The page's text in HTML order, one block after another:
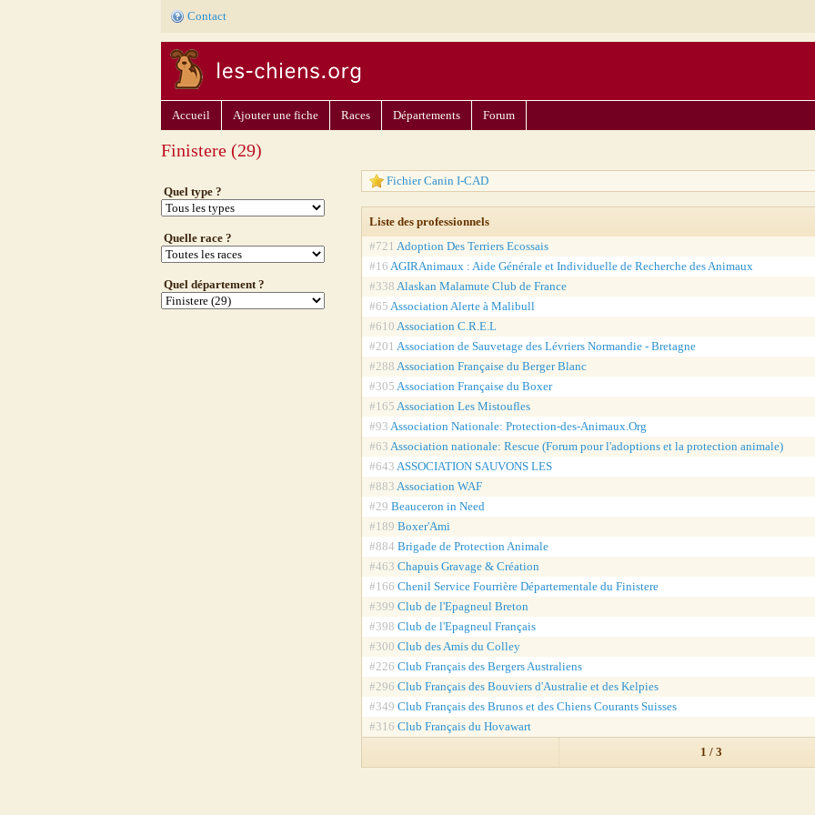
Contact
Accueil Ajouter une fiche Races Départements Forum
Finistere (29)
Quel type ?
Quelle race ?
Quel département ?
Fichier Canin I-CAD
Liste des professionnels
#721 Adoption Des Terriers Ecossais
#16 AGIRAnimaux : Aide Générale et Individuelle de Recherche des Animaux
#338 Alaskan Malamute Club de France
#65 Association Alerte à Malibull
#610 Association C.R.E.L
#201 Association de Sauvetage des Lévriers Normandie - Bretagne
#288 Association Française du Berger Blanc
#305 Association Française du Boxer
#165 Association Les Mistoufles
#93 Association Nationale: Protection-des-Animaux.Org
#63 Association nationale: Rescue (Forum pour l'adoptions et la protection animale)
#643 ASSOCIATION SAUVONS LES
#883 Association WAF
#29 Beauceron in Need
#189 Boxer'Ami
#884 Brigade de Protection Animale
#463 Chapuis Gravage & Création
#166 Chenil Service Fourrière Départementale du Finistere
#399 Club de l'Epagneul Breton
#398 Club de l'Epagneul Français
#300 Club des Amis du Colley
#226 Club Français des Bergers Australiens
#296 Club Français des Bouviers d'Australie et des Kelpies
#349 Club Français des Brunos et des Chiens Courants Suisses
#316 Club Français du Hovawart
1 / 3